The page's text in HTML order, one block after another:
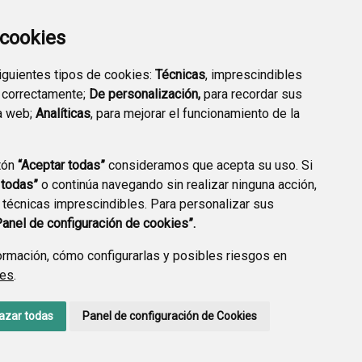
tipos de cookies: Técnicas, imprescindibles
De personalización, para recordar sus
web; Analíticas, para mejorar el funcionamiento de la
“Aceptar todas” consideramos que acepta su uso. Si
o continúa navegando sin realizar ninguna acción,
imprescindibles. Para personalizar sus
de configuración de cookies”.
cómo configurarlas y posibles riesgos en
.
todas Panel de configuración de Cookies